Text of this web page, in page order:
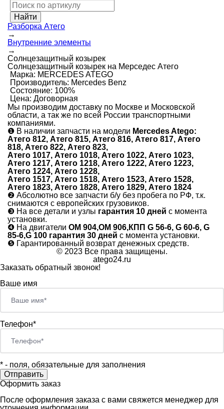
Разборка Атего
→
Внутренние элементы
→
Солнцезащитный козырек
Солнцезащитный козырек на Мерседес Атего
Марка: MERCEDES ATEGO
Производитель: Mercedes Benz
Состояние: 100%
Цена: Договорная
Мы производим доставку по Москве и Московской
области, а так же по всей России транспортными
компаниями.
❶ В наличии запчасти на модели Mercedes Atego:
Атего 812, Атего 815, Атего 816, Атего 817, Атего
818, Атего 822, Атего 823,
Атего 1017, Атего 1018, Атего 1022, Атего 1023,
Атего 1217, Атего 1218, Атего 1222, Атего 1223,
Атего 1224, Атего 1228,
Атего 1517, Атего 1518, Атего 1523, Атего 1528,
Атего 1823, Атего 1828, Атего 1829, Атего 1824
❷ Абсолютно все запчасти б/у без пробега по РФ, т.к.
снимаются с европейских грузовиков.
❸ На все детали и узлы гарантия 10 дней с момента
установки.
❹ На двигатели ОМ 904,ОМ 906,КПП G 56-6, G 60-6, G
85-6,G 100 гарантия 30 дней с момента установки.
❺ Гарантированный возврат денежных средств.
© 2023 Все права защищены.
atego24.ru
Заказать обратный звонок!
Ваше имя
Телефон*
* - поля, обязательные для заполнения
Оформить заказ
После оформления заказа с вами свяжется менеджер для